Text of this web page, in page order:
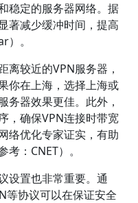
稳定的服务器网络。据
著减少缓冲时间，提高
。
离较近的VPN服务器，
你在上海，选择上海或
务器效果更佳。此外，
，确保VPN连接时带宽
络优化专家证实，有助
：CNET）。
设置也非常重要。通
协议可以在保证安全